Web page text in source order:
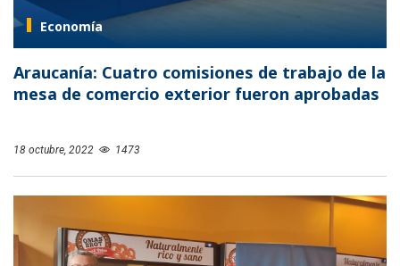
Economía
Araucanía: Cuatro comisiones de trabajo de la
mesa de comercio exterior fueron aprobadas
18 octubre, 2022 1473